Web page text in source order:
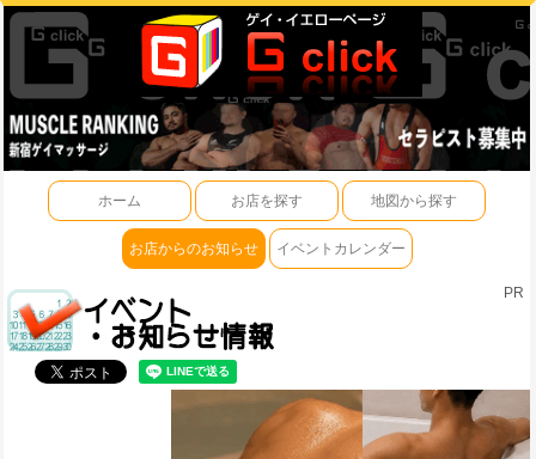
ホーム お店を探す 地図から探す
お店からのお知らせ イベントカレンダー
PR